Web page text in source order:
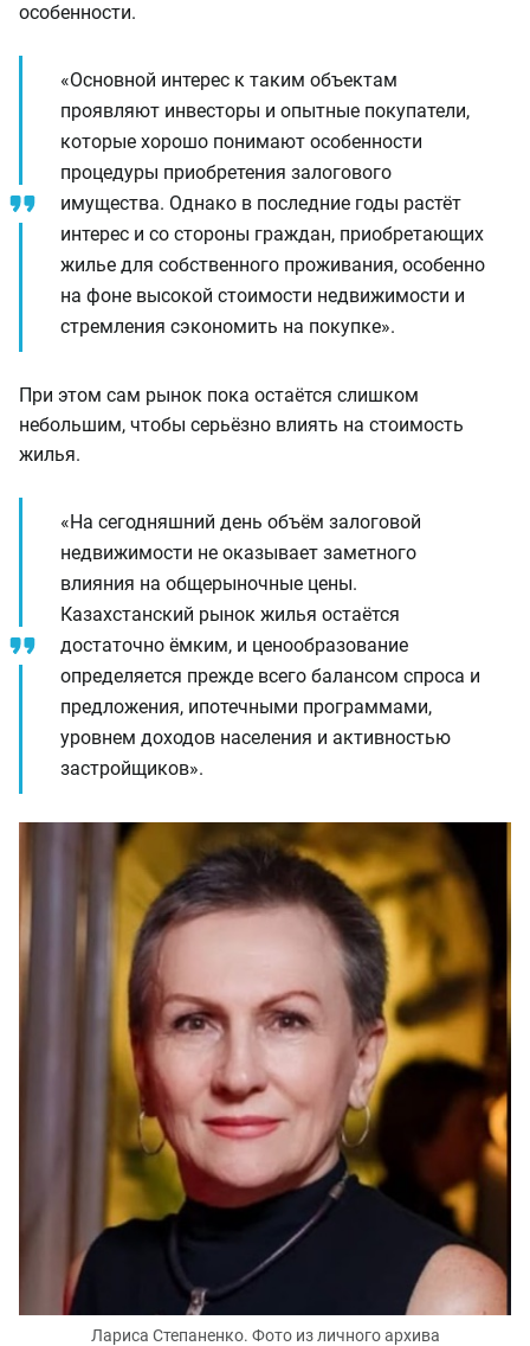
особенности.
«Основной интерес к таким объектам
проявляют инвесторы и опытные покупатели,
которые хорошо понимают особенности
процедуры приобретения залогового
имущества. Однако в последние годы растёт
интерес и со стороны граждан, приобретающих
жилье для собственного проживания, особенно
на фоне высокой стоимости недвижимости и
стремления сэкономить на покупке».
При этом сам рынок пока остаётся слишком
небольшим, чтобы серьёзно влиять на стоимость
жилья.
«На сегодняшний день объём залоговой
недвижимости не оказывает заметного
влияния на общерыночные цены.
Казахстанский рынок жилья остаётся
достаточно ёмким, и ценообразование
определяется прежде всего балансом спроса и
предложения, ипотечными программами,
уровнем доходов населения и активностью
застройщиков».
Лариса Степаненко. Фото из личного архива